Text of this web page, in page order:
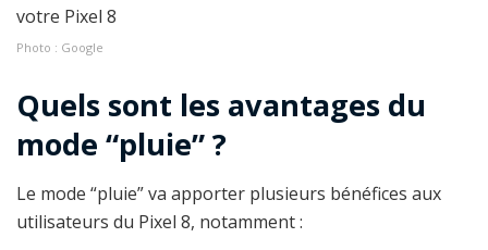
Photo : Google
Quels sont les avantages du
mode “pluie” ?
Le mode “pluie” va apporter plusieurs bénéfices aux
utilisateurs du Pixel 8, notamment :